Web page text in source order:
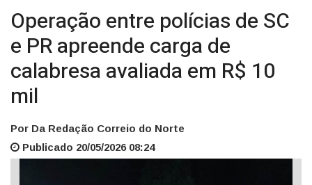
Operação entre polícias de SC
e PR apreende carga de
calabresa avaliada em R$ 10
mil
Por Da Redação Correio do Norte
Publicado 20/05/2026 08:24